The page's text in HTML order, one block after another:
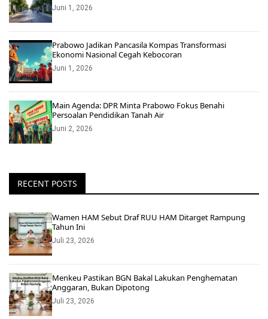
Juni 1, 2026
Prabowo Jadikan Pancasila Kompas Transformasi
Ekonomi Nasional Cegah Kebocoran
Juni 1, 2026
Main Agenda: DPR Minta Prabowo Fokus Benahi
Persoalan Pendidikan Tanah Air
Juni 2, 2026
RECENT POSTS
Wamen HAM Sebut Draf RUU HAM Ditarget Rampung
Tahun Ini
Juli 23, 2026
Menkeu Pastikan BGN Bakal Lakukan Penghematan
Anggaran, Bukan Dipotong
Juli 23, 2026